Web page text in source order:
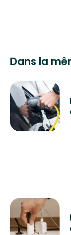
Dans la